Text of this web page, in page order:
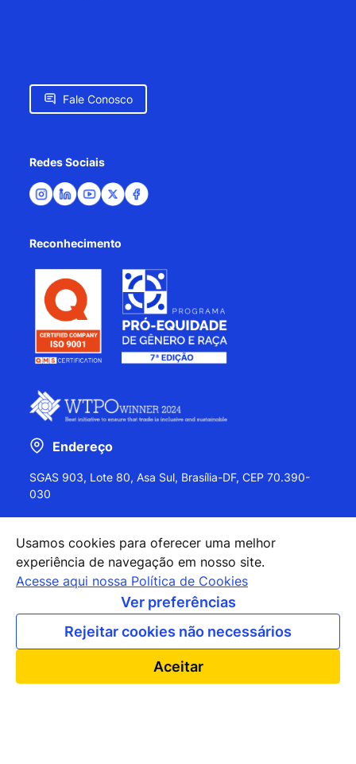
Fale Conosco
Redes Sociais
Reconhecimento
Endereço
SGAS 903, Lote 80, Asa Sul, Brasília-DF, CEP 70.390-
030
+55 (61) 2027-0202
+55 (61) 2027-0203
apexbrasil@apexbrasil.com.br
Nossos escritórios pelo mundo
Usamos cookies para oferecer uma melhor
experiência de navegação em nosso site.
Acesse aqui nossa Política de Cookies
Ver preferências
Rejeitar cookies não necessários
Aceitar